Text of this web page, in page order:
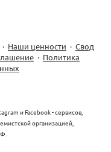
· Наши ценности · Свод
· Политика
и Facebook - сервисов,
организацией,